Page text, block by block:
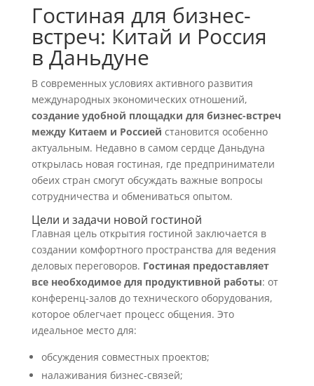
Гостиная для бизнес-
встреч: Китай и Россия
в Даньдуне
В современных условиях активного развития
международных экономических отношений,
создание удобной площадки для бизнес-встреч
между Китаем и Россией становится особенно
актуальным. Недавно в самом сердце Даньдуна
открылась новая гостиная, где предприниматели
обеих стран смогут обсуждать важные вопросы
сотрудничества и обмениваться опытом.
Цели и задачи новой гостиной
Главная цель открытия гостиной заключается в
создании комфортного пространства для ведения
деловых переговоров. Гостиная предоставляет
все необходимое для продуктивной работы: от
конференц-залов до технического оборудования,
которое облегчает процесс общения. Это
идеальное место для:
обсуждения совместных проектов;
налаживания бизнес-связей;